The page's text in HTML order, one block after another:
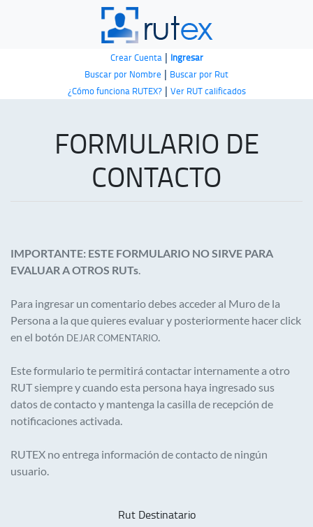
Crear Cuenta| Ingresar
Buscar por Nombre | Buscar por Rut
¿Cómo funciona RUTEX?| Ver RUT calificados
FORMULARIO DE
CONTACTO
IMPORTANTE: ESTE FORMULARIO NO SIRVE PARA
EVALUAR A OTROS RUTs.
Para ingresar un comentario debes acceder al Muro de la
Persona a la que quieres evaluar y posteriormente hacer click
en el botón DEJAR COMENTARIO.
Este formulario te permitirá contactar internamente a otro
RUT siempre y cuando esta persona haya ingresado sus
datos de contacto y mantenga la casilla de recepción de
notificaciones activada.
RUTEX no entrega información de contacto de ningún
usuario.
Rut Destinatario